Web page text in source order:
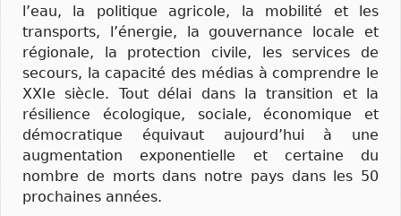
l’eau, la politique agricole, la mobilité et les
transports, l’énergie, la gouvernance locale et
régionale, la protection civile, les services de
secours, la capacité des médias à comprendre le
XXIe siècle. Tout délai dans la transition et la
résilience écologique, sociale, économique et
démocratique équivaut aujourd’hui à une
augmentation exponentielle et certaine du
nombre de morts dans notre pays dans les 50
prochaines années.